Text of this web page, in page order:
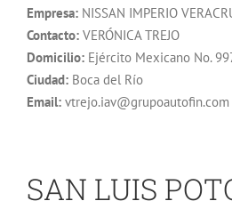
Empresa: NISSAN IMPERIO
Contacto: VERÓNICA TREJO
Domicilio: Ejército Mexicano No.
Ciudad: Boca del Río
Email: vtrejo.iav@grupoautofin.com
SAN LUIS